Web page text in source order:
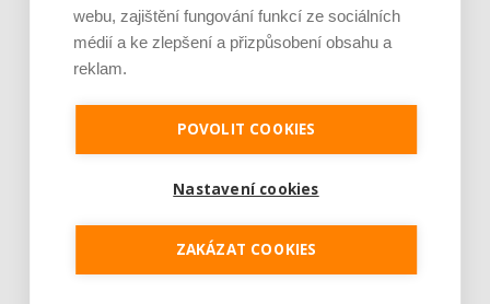
Je jen pro sportovce, přiberu po něm a ve
stravě ho mám dostatek. Znáte nejčastějš [...]
Pojem protein již nějakou dobu rezonuje
se o ně...
webu, zajištění fungování funkcí ze sociálních
médií a ke zlepšení a přizpůsobení obsahu a
reklam.
POVOLIT COOKIES
Nastavení cookies
ZAKÁZAT COOKIES